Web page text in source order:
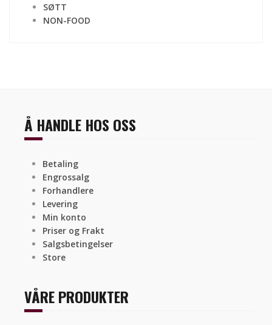
SØTT
NON-FOOD
Å HANDLE HOS OSS
Betaling
Engrossalg
Forhandlere
Levering
Min konto
Priser og Frakt
Salgsbetingelser
Store
VÅRE PRODUKTER